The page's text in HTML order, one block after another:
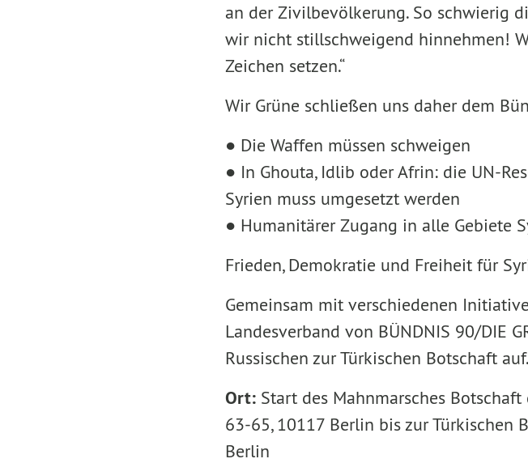
an der Zivilbevölkerung. So schwierig
wir nicht stillschweigend hinnehmen!
Zeichen setzen.“
Wir Grüne schließen uns daher dem
● Die Waffen müssen schweigen
● In Ghouta, Idlib oder Afrin: die UN-
Syrien muss umgesetzt werden
● Humanitärer Zugang in alle Gebiete
Frieden, Demokratie und Freiheit für
Gemeinsam mit verschiedenen
Landesverband von BÜNDNIS 90/DIE
Russischen zur Türkischen Botschaft auf.
Ort: Start des Mahnmarsches
63-65, 10117 Berlin bis zur Türkischen
Berlin